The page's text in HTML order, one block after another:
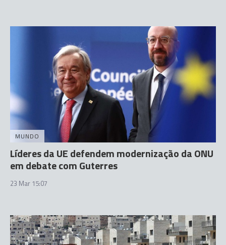
MUNDO
Líderes da UE defendem modernização da ONU
em debate com Guterres
23 Mar 15:07